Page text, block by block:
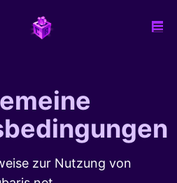
zur Nutzung von